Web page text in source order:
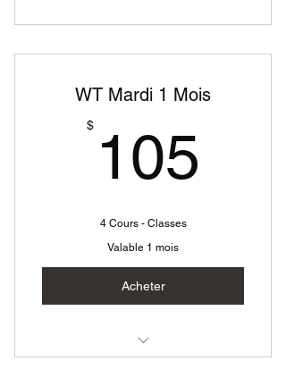
WT Mardi 1 Mois
$ 105
4 Cours - Classes
Valable 1 mois
Acheter